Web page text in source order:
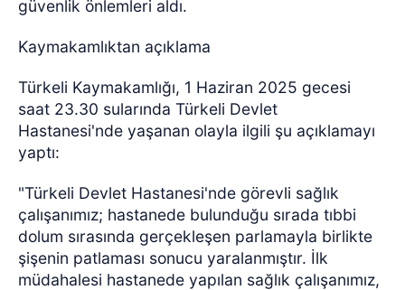
güvenlik önlemleri aldı.
Kaymakamlıktan açıklama
Türkeli Kaymakamlığı, 1 Haziran 2025 gecesi
saat 23.30 sularında Türkeli Devlet
Hastanesi'nde yaşanan olayla ilgili şu açıklamayı
yaptı:
"Türkeli Devlet Hastanesi'nde görevli sağlık
çalışanımız; hastanede bulunduğu sırada tıbbi
dolum sırasında gerçekleşen parlamayla birlikte
şişenin patlaması sonucu yaralanmıştır. İlk
müdahalesi hastanede yapılan sağlık çalışanımız,